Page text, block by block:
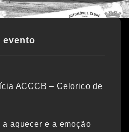
evento
ACCCB – Celorico de
aquecer e a emoção